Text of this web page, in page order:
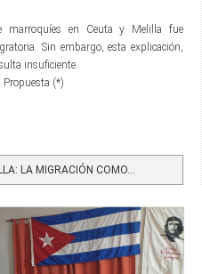
marroquíes en Ceuta y Melilla fue
Sin embargo, esta explicación,
insuficiente.
Propuesta (*)
LA MIGRACIÓN COMO...